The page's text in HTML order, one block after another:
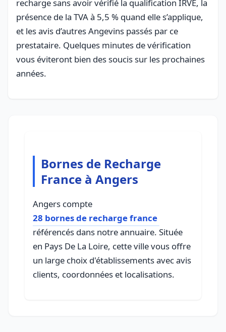
recharge sans avoir vérifié la qualification IRVE, la
présence de la TVA à 5,5 % quand elle s’applique,
et les avis d’autres Angevins passés par ce
prestataire. Quelques minutes de vérification
vous éviteront bien des soucis sur les prochaines
années.
Bornes de Recharge
France à Angers
Angers compte
28 bornes de recharge france
référencés dans notre annuaire. Située
en Pays De La Loire, cette ville vous offre
un large choix d'établissements avec avis
clients, coordonnées et localisations.